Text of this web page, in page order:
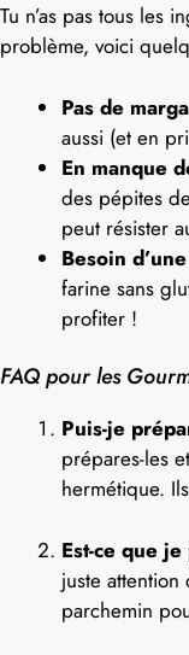
Tu n’as pas tous les
problème, voici
Pas de
aussi (et en
En manque
des pépites
peut résister
Besoin
farine sans
profiter !
FAQ pour les
Puis-je
prépares-les
hermétique.
Est-ce que
juste
parchemin